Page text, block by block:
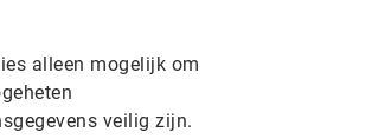
alleen mogelijk om
veilig zijn.